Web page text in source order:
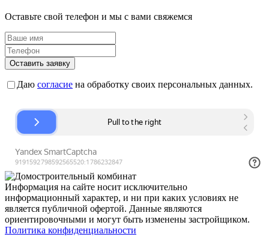
Оставьте свой телефон и мы с вами свяжемся
Оставить заявку
Даю согласие на обработку своих персональных данных.
Информация на сайте носит исключительно
информационный характер, и ни при каких условиях не
является публичной офертой. Данные являются
ориентировочными и могут быть изменены застройщиком.
Политика конфиденциальности